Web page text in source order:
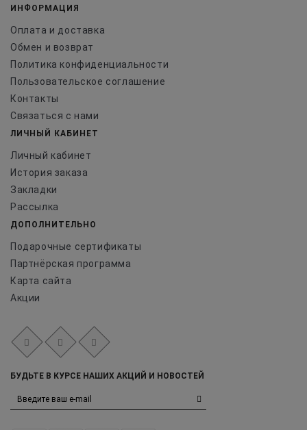
ИНФОРМАЦИЯ
Оплата и доставка
Обмен и возврат
Политика конфиденциальности
Пользовательское соглашение
Контакты
Связаться с нами
ЛИЧНЫЙ КАБИНЕТ
Личный кабинет
История заказа
Закладки
Рассылка
ДОПОЛНИТЕЛЬНО
Подарочные сертификаты
Партнёрская программа
Карта сайта
Акции
БУДЬТЕ В КУРСЕ НАШИХ АКЦИЙ И НОВОСТЕЙ